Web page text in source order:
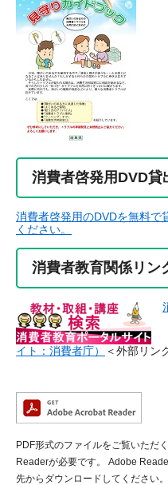
消費者啓発用DVD貸
消費者啓発用のDVDを無料で
ください。
消費者教育関係リン
イト：消費者庁） ＜外部リン
PDF形式のファイルをご覧いただ
Readerが必要です。
Adobe
先からダウンロードしてください。